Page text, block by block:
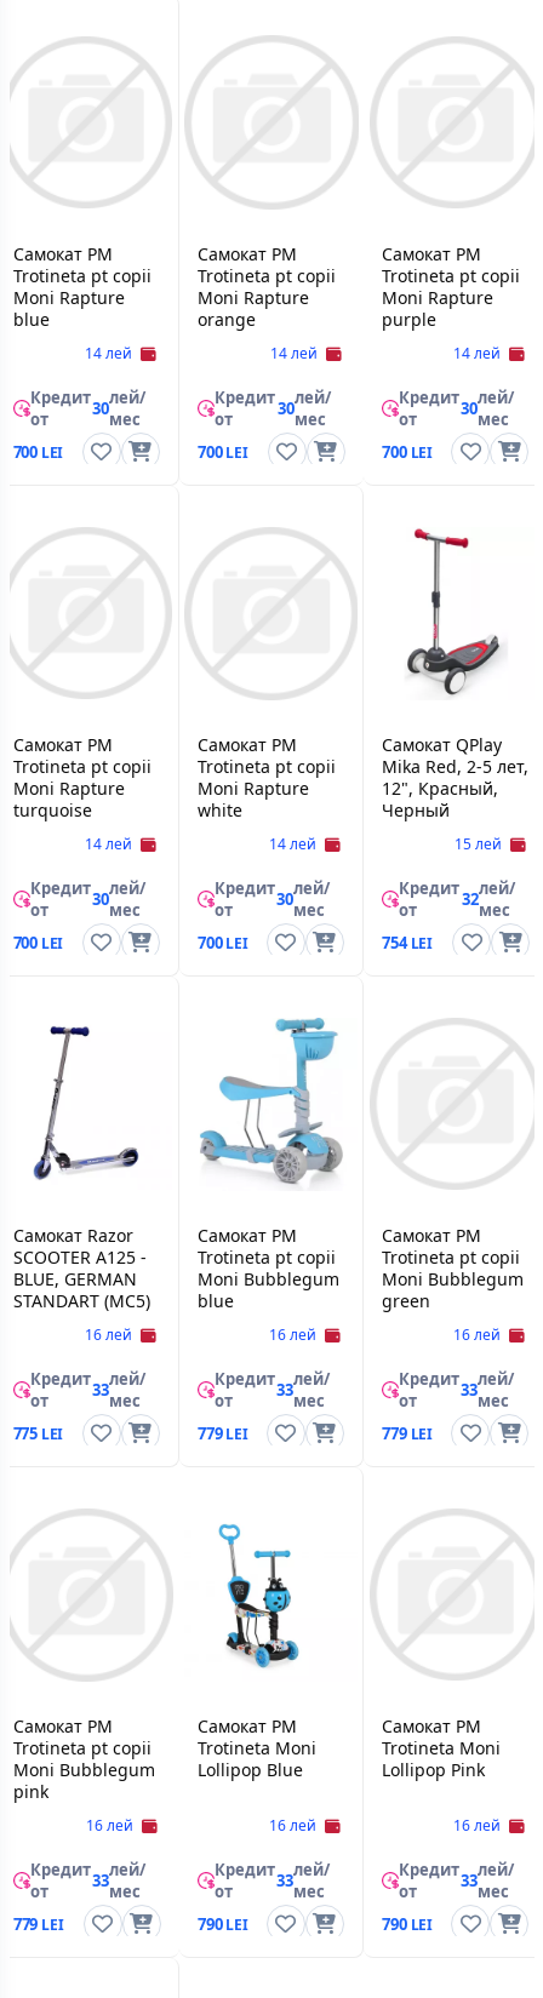
Самокат PM
Trotineta pt copii
Moni Rapture
blue
14 лей
Кредит
от
30лей/
мес
700
Самокат PM
Trotineta pt copii
Moni Rapture
orange
14 лей
Кредит
от
30лей/
мес
700
Самокат PM
Trotineta pt copii
Moni Rapture
purple
14 лей
Кредит
от
30лей/
мес
700
Самокат PM
Trotineta pt copii
Moni Rapture
turquoise
14 лей
Кредит
от
30лей/
мес
700
Самокат PM
Trotineta pt copii
Moni Rapture
white
14 лей
Кредит
от
30лей/
мес
700
Самокат QPlay
Mika Red, 2-5 лет,
12", Красный,
Черный
15 лей
Кредит
от
32лей/
мес
754
Самокат Razor
SCOOTER A125 -
BLUE, GERMAN
STANDART (MC5)
16 лей
Кредит
от
33лей/
мес
775
Самокат PM
Trotineta pt copii
Moni Bubblegum
blue
16 лей
Кредит
от
33лей/
мес
779
Самокат PM
Trotineta pt copii
Moni Bubblegum
green
16 лей
Кредит
от
33лей/
мес
779
Самокат PM
Trotineta pt copii
Moni Bubblegum
pink
16 лей
Кредит
от
33лей/
мес
779
Самокат PM
Trotineta Moni
Lollipop Blue
16 лей
Кредит
от
33лей/
мес
790
Самокат PM
Trotineta Moni
Lollipop Pink
16 лей
Кредит
от
33лей/
мес
790